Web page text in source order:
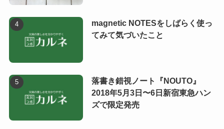
magnetic NOTESをしばらく使っ
てみて気づいたこと
落書き錯視ノート『NOUTO』
2018年5月3日〜6日新宿東急ハン
ズで限定発売